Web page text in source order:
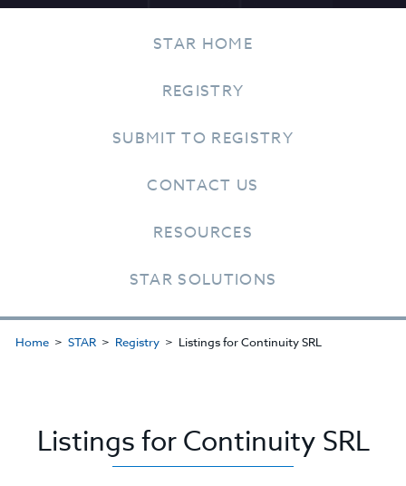
STAR HOME
REGISTRY
SUBMIT TO REGISTRY
CONTACT US
RESOURCES
STAR SOLUTIONS
Home STAR Registry Listings for Continuity SRL
Listings for Continuity SRL